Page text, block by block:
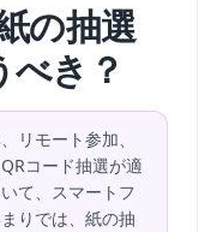
の抽選
べき？
リモート参加、
コード抽選が適
て、スマートフ
りでは、紙の抽